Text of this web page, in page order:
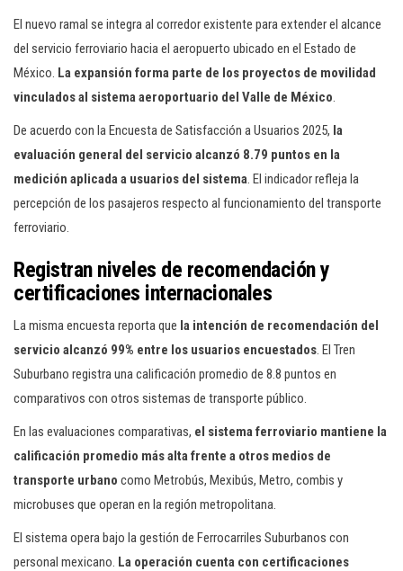
El nuevo ramal se integra al corredor existente para extender el alcance
del servicio ferroviario hacia el aeropuerto ubicado en el Estado de
México. La expansión forma parte de los proyectos de movilidad
vinculados al sistema aeroportuario del Valle de México.
De acuerdo con la Encuesta de Satisfacción a Usuarios 2025, la
evaluación general del servicio alcanzó 8.79 puntos en la
medición aplicada a usuarios del sistema. El indicador refleja la
percepción de los pasajeros respecto al funcionamiento del transporte
ferroviario.
Registran niveles de recomendación y
certificaciones internacionales
La misma encuesta reporta que la intención de recomendación del
servicio alcanzó 99% entre los usuarios encuestados. El Tren
Suburbano registra una calificación promedio de 8.8 puntos en
comparativos con otros sistemas de transporte público.
En las evaluaciones comparativas, el sistema ferroviario mantiene la
calificación promedio más alta frente a otros medios de
transporte urbano como Metrobús, Mexibús, Metro, combis y
microbuses que operan en la región metropolitana.
El sistema opera bajo la gestión de Ferrocarriles Suburbanos con
personal mexicano. La operación cuenta con certificaciones